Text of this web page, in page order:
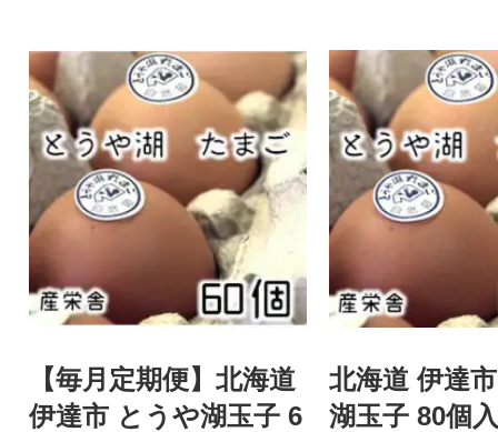
【毎月定期便】北海道
伊達市 とうや湖玉子 6
北海道 伊達
湖玉子 80個